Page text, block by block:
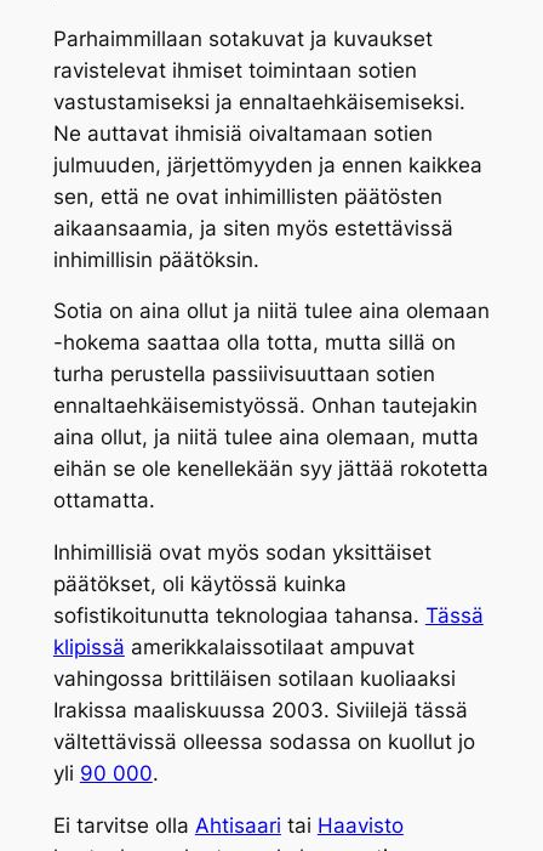
Parhaimmillaan sotakuvat ja kuvaukset
ravistelevat ihmiset toimintaan sotien
vastustamiseksi ja ennaltaehkäisemiseksi.
Ne auttavat ihmisiä oivaltamaan sotien
julmuuden, järjettömyyden ja ennen kaikkea
sen, että ne ovat inhimillisten päätösten
aikaansaamia, ja siten myös estettävissä
inhimillisin päätöksin.
Sotia on aina ollut ja niitä tulee aina olemaan
-hokema saattaa olla totta, mutta sillä on
turha perustella passiivisuuttaan sotien
ennaltaehkäisemistyössä. Onhan tautejakin
aina ollut, ja niitä tulee aina olemaan, mutta
eihän se ole kenellekään syy jättää rokotetta
ottamatta.
Inhimillisiä ovat myös sodan yksittäiset
päätökset, oli käytössä kuinka
sofistikoitunutta teknologiaa tahansa. Tässä
klipissä amerikkalaissotilaat ampuvat
vahingossa brittiläisen sotilaan kuoliaaksi
Irakissa maaliskuussa 2003. Siviilejä tässä
vältettävissä olleessa sodassa on kuollut jo
yli 90 000.
Ei tarvitse olla Ahtisaari tai Haavisto